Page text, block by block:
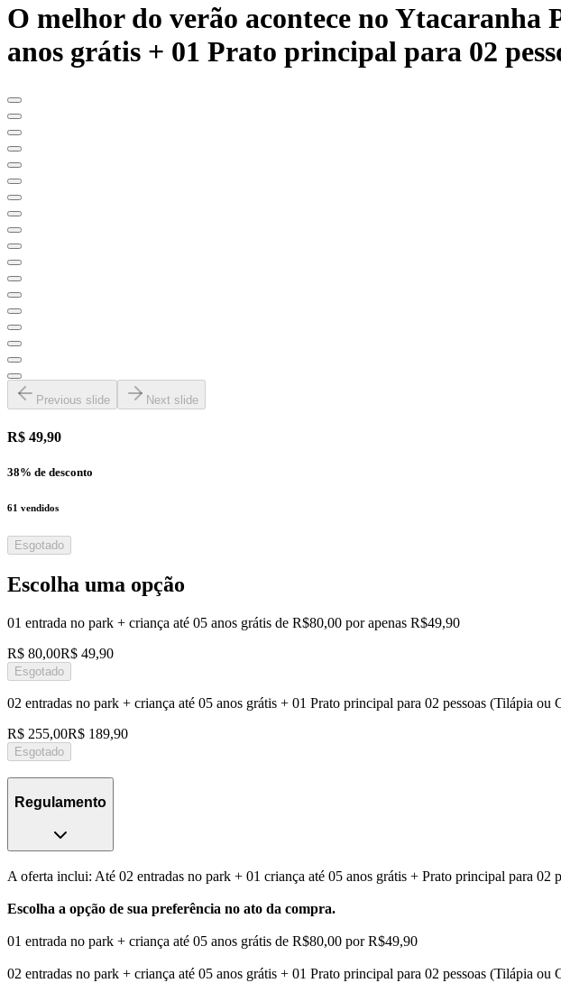
O melhor do verão acontece no
anos grátis + 01 Prato principal para 02
Previous slide Next slide
R$ 49,90
38% de desconto
61 vendidos
Esgotado
Escolha uma opção
01 entrada no park + criança até 05 anos grátis de R$80,00 por apenas R$49,90
R$ 80,00R$ 49,90
Esgotado
02 entradas no park + criança até 05 anos grátis + 01 Prato principal para 02 pessoas (Tilápia
R$ 255,00R$ 189,90
Esgotado
Regulamento
A oferta inclui: Até 02 entradas no park + 01 criança até 05 anos grátis + Prato principal para 02
Escolha a opção de sua preferência no ato da compra.
01 entrada no park + criança até 05 anos grátis de R$80,00 por R$49,90
02 entradas no park + criança até 05 anos grátis + 01 Prato principal para 02 pessoas (Tilápia